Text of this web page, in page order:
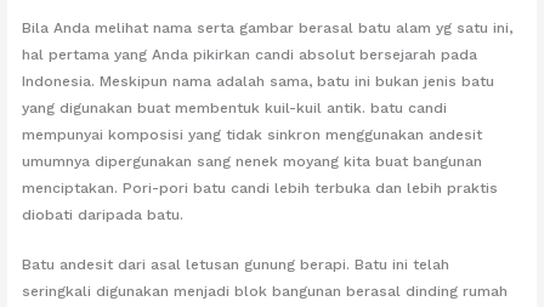
Bila Anda melihat nama serta gambar berasal batu alam yg satu ini,
hal pertama yang Anda pikirkan candi absolut bersejarah pada
Indonesia. Meskipun nama adalah sama, batu ini bukan jenis batu
yang digunakan buat membentuk kuil-kuil antik. batu candi
mempunyai komposisi yang tidak sinkron menggunakan andesit
umumnya dipergunakan sang nenek moyang kita buat bangunan
menciptakan. Pori-pori batu candi lebih terbuka dan lebih praktis
diobati daripada batu.
Batu andesit dari asal letusan gunung berapi. Batu ini telah
seringkali digunakan menjadi blok bangunan berasal dinding rumah